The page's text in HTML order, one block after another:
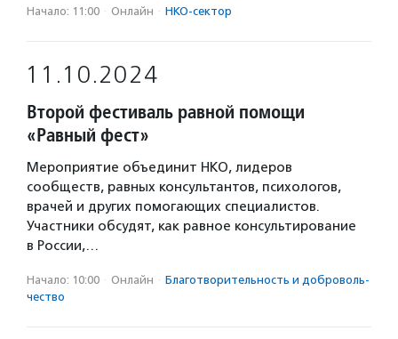
Начало: 11:00 · Онлайн · НКО-сектор
11.10.2024
Второй фестиваль равной помощи
«Равный фест»
Мероприятие объединит НКО, лидеров
сообществ, равных консультантов, психологов,
врачей и других помогающих специалистов.
Участники обсудят, как равное консультирование
в России,…
Начало: 10:00 · Онлайн · Благотвори­тель­ность и доброволь­
чест­во